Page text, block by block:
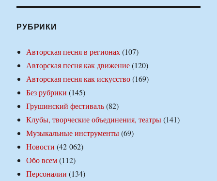
РУБРИКИ
Авторская песня в регионах(107)
Авторская песня как движение(120)
Авторская песня как искусство(169)
Без рубрики (145)
Грушинский фестиваль(82)
Клубы, творческие объединения, театры(141)
Музыкальные инструменты(69)
Новости (42 062)
Обо всем(112)
Персоналии (134)